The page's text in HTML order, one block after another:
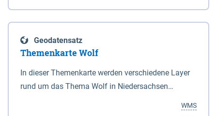
enthalten. Sperrwerke Sperrwerke sind Bauwerke
mit Sperrvorrichtungen in Tidegewässern, die dem
Schutz eines Gebietes vor erhöhten Tiden, vor allem
vor Sturmfluten, zu dienen bestimmt sind (§2 Abs.3
Eigenschaft eines Sperrwerkes durch Widmung, die
Geodatensatz
Themenkarte Wolf
In dieser Themenkarte werden verschiedene Layer
rund um das Thema Wolf in Niedersachsen
sowie Status der bestehenden Wolfsterritorien im
WMS